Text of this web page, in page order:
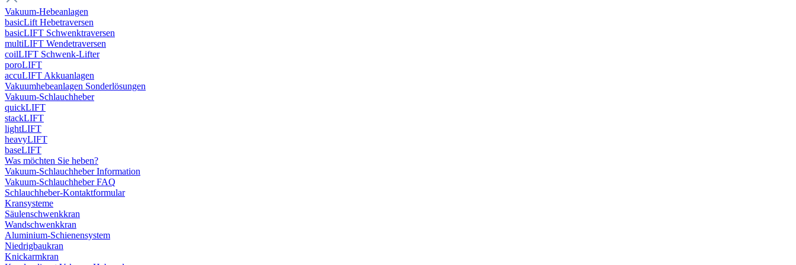
Vakuum-Hebeanlagen
basicLift Hebetraversen
basicLIFT Schwenktraversen
multiLIFT Wendetraversen
coilLIFT Schwenk-Lifter
poroLIFT
accuLIFT Akkuanlagen
Vakuumhebeanlagen Sonderlösungen
Vakuum-Schlauchheber
quickLIFT
stackLIFT
lightLIFT
heavyLIFT
baseLIFT
Was möchten Sie heben?
Vakuum-Schlauchheber Information
Vakuum-Schlauchheber FAQ
Schlauchheber-Kontaktformular
Kransysteme
Säulenschwenkkran
Wandschwenkkran
Aluminium-Schienensystem
Niedrigbaukran
Knickarmkran